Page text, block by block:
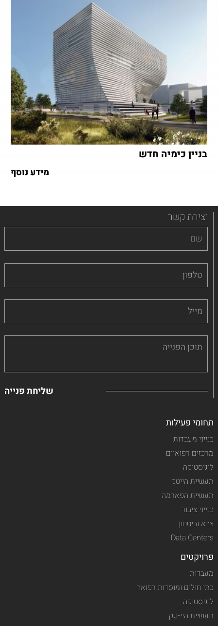
בניין כימיה חדש
מידע נוסף
יצירת קשר
תחומי פעילות
בנייני מעבדות
מרכזים רפואיים
לוגיסטיקה
תעשיית הייטק
תעשיית הפארמה
בנייני ציבור
צבא וביטחון
Data Centers
פרויקטים
מעבדות
בתי חולים ומוסדות רפואה
לוגיסטיקה
תעשיית היי-טק